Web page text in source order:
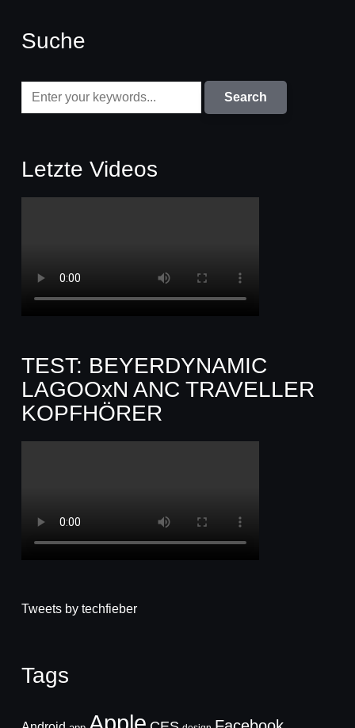
Suche
Letzte Videos
TEST: BEYERDYNAMIC
LAGOOxN ANC TRAVELLER
KOPFHÖRER
Tweets by techfieber
Tags